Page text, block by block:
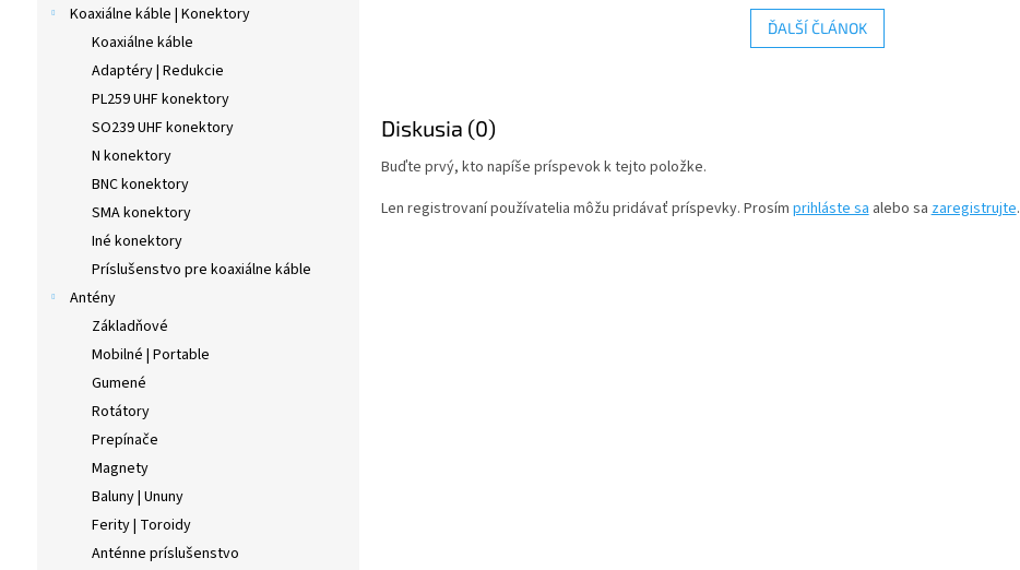
Koaxiálne káble | Konektory
Koaxiálne káble
Adaptéry | Redukcie
PL259 UHF konektory
SO239 UHF konektory
N konektory
BNC konektory
SMA konektory
Iné konektory
Príslušenstvo pre koaxiálne káble
Antény
Základňové
Mobilné | Portable
Gumené
Rotátory
Prepínače
Magnety
Baluny | Ununy
Ferity | Toroidy
Anténne príslušenstvo
ĎALŠÍ ČLÁNOK
Diskusia (0)
Buďte prvý, kto napíše príspevok k tejto položke.
Len registrovaní používatelia môžu pridávať príspevky. Prosím prihláste saalebo sazaregistrujte.